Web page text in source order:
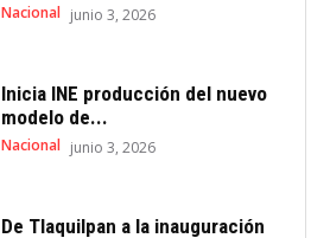
Nacional junio 3, 2026
Inicia INE producción del nuevo
modelo de...
Nacional junio 3, 2026
De Tlaquilpan a la inauguración